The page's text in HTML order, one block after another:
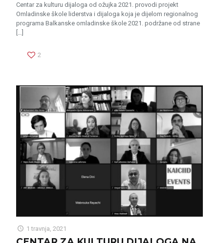
Centar za kulturu dijaloga od ožujka 2021. provodi projekt
Omladinske škole liderstva i dijaloga koja je dijelom regionalnog
programa Balkanske omladinske škole 2021. podržane od strane
2
1 travnja, 2021